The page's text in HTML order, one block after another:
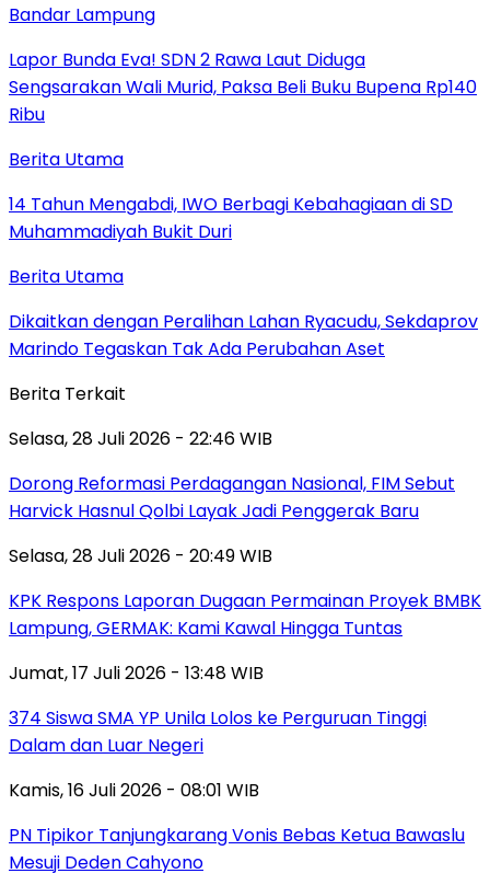
Bandar Lampung
Lapor Bunda Eva! SDN 2 Rawa Laut Diduga
Sengsarakan Wali Murid, Paksa Beli Buku Bupena Rp140
Ribu
Berita Utama
14 Tahun Mengabdi, IWO Berbagi Kebahagiaan di SD
Muhammadiyah Bukit Duri
Berita Utama
Dikaitkan dengan Peralihan Lahan Ryacudu, Sekdaprov
Marindo Tegaskan Tak Ada Perubahan Aset
Berita Terkait
Selasa, 28 Juli 2026 - 22:46 WIB
Dorong Reformasi Perdagangan Nasional, FIM Sebut
Harvick Hasnul Qolbi Layak Jadi Penggerak Baru
Selasa, 28 Juli 2026 - 20:49 WIB
KPK Respons Laporan Dugaan Permainan Proyek BMBK
Lampung, GERMAK: Kami Kawal Hingga Tuntas
Jumat, 17 Juli 2026 - 13:48 WIB
374 Siswa SMA YP Unila Lolos ke Perguruan Tinggi
Dalam dan Luar Negeri
Kamis, 16 Juli 2026 - 08:01 WIB
PN Tipikor Tanjungkarang Vonis Bebas Ketua Bawaslu
Mesuji Deden Cahyono